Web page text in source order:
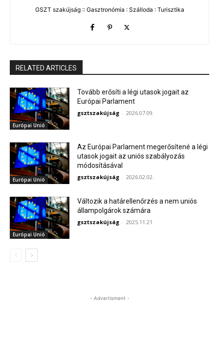
GSZT szakújság :: Gasztronómia : Szálloda : Turisztika
RELATED ARTICLES
Európai Unió
Tovább erősíti a légi utasok jogait az
Európai Parlament
gsztszakújság - 2026.07.09.
Európai Unió
Az Európai Parlament megerősítené a légi
utasok jogait az uniós szabályozás
módosításával
gsztszakújság - 2026.02.02.
Európai Unió
Változik a határellenőrzés a nem uniós
állampolgárok számára
gsztszakújság - 2025.11.21.
- Advertisment -